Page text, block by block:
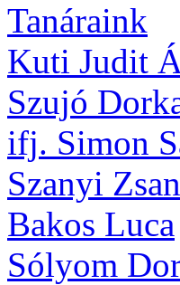
Tanáraink
Kuti Judit
Szujó
ifj. Simon
Szanyi
Bakos Luca
Sólyom